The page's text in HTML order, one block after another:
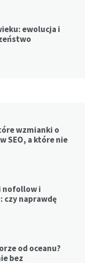
ewolucja i
wzmianki o
SEO, a które nie
nofollow i
czy naprawdę
od oceanu?
bez